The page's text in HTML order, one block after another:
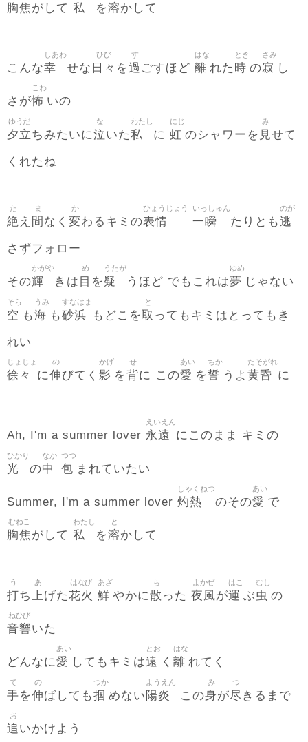
胸焦がして 私 を溶かして
こんな幸
しあわ
せな 日々
ひび
を過
す
ごすほど 離
はな
れた 時
とき
の寂
さみ
し
さが怖
こわ
いの
夕立
ゆうだ
ちみたいに泣
な
いた私
わたし
に 虹
にじ
のシャワーを 見
み
せて
くれたね
絶
た
え 間
ま
なく 変
か
わるキミの表情
ひょうじょう
一瞬
いっしゅん
たりとも逃
のが
さずフォロー
その輝
かがや
きは 目
め
を疑
うたが
うほど でもこれは夢
ゆめ
じゃない
空
そら
も海
うみ
も砂浜
すなはま
もどこを取
と
ってもキミはとってもき
れい
徐々
じょじょ
に伸
の
びてく 影
かげ
を背
せ
に この愛
あい
を誓
ちか
うよ 黄昏
たそがれ
に
Ah, I'm a summer lover 永遠
えいえん
にこのまま キミの
光
ひかり
の中
なか
包
つつ
まれていたい
Summer, I'm a summer lover 灼熱
しゃくねつ
のその愛
あい
で
胸焦
むねこ
がして 私
わたし
を溶
と
かして
打
う
ち 上
あ
げた花火
はなび
鮮
あざ
やかに散
ち
った 夜風
よかぜ
が運
はこ
ぶ虫
むし
の
音響
ねひび
いた
どんなに愛
あい
してもキミは遠
とお
く 離
はな
れてく
手
て
を伸
の
ばしても掴
つか
めない 陽炎
ようえん
この身
み
が尽
つ
きるまで
追
お
いかけよう